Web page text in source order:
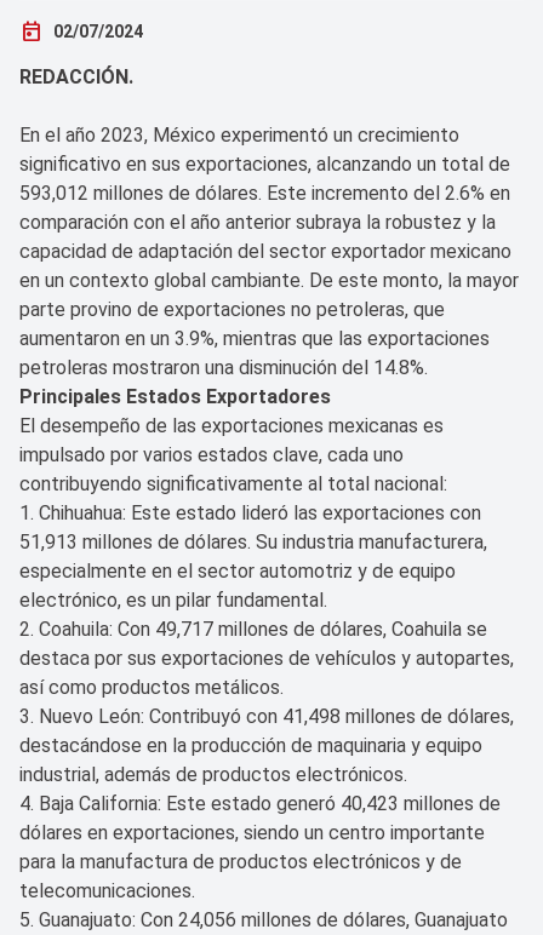
today 02/07/2024
REDACCIÓN.
En el año 2023, México experimentó un crecimiento
significativo en sus exportaciones, alcanzando un total de
593,012 millones de dólares. Este incremento del 2.6% en
comparación con el año anterior subraya la robustez y la
capacidad de adaptación del sector exportador mexicano
en un contexto global cambiante. De este monto, la mayor
parte provino de exportaciones no petroleras, que
aumentaron en un 3.9%, mientras que las exportaciones
petroleras mostraron una disminución del 14.8%.
Principales Estados Exportadores
El desempeño de las exportaciones mexicanas es
impulsado por varios estados clave, cada uno
contribuyendo significativamente al total nacional:
1. Chihuahua: Este estado lideró las exportaciones con
51,913 millones de dólares. Su industria manufacturera,
especialmente en el sector automotriz y de equipo
electrónico, es un pilar fundamental.
2. Coahuila: Con 49,717 millones de dólares, Coahuila se
destaca por sus exportaciones de vehículos y autopartes,
así como productos metálicos.
3. Nuevo León: Contribuyó con 41,498 millones de dólares,
destacándose en la producción de maquinaria y equipo
industrial, además de productos electrónicos.
4. Baja California: Este estado generó 40,423 millones de
dólares en exportaciones, siendo un centro importante
para la manufactura de productos electrónicos y de
telecomunicaciones.
5. Guanajuato: Con 24,056 millones de dólares, Guanajuato